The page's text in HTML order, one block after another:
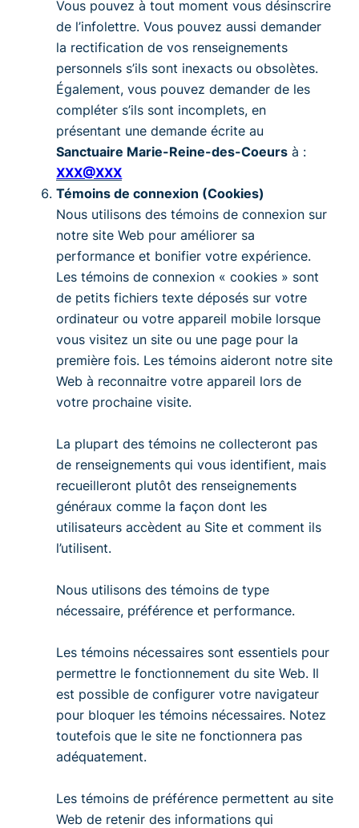
Vous pouvez à tout moment vous désinscrire
de l’infolettre. Vous pouvez aussi demander
la rectification de vos renseignements
personnels s’ils sont inexacts ou obsolètes.
Également, vous pouvez demander de les
compléter s’ils sont incomplets, en
présentant une demande écrite au
Sanctuaire Marie-Reine-des-Coeurs à :
XXX@XXX
Témoins de connexion (Cookies)
Nous utilisons des témoins de connexion sur
notre site Web pour améliorer sa
performance et bonifier votre expérience.
Les témoins de connexion « cookies » sont
de petits fichiers texte déposés sur votre
ordinateur ou votre appareil mobile lorsque
vous visitez un site ou une page pour la
première fois. Les témoins aideront notre site
Web à reconnaitre votre appareil lors de
votre prochaine visite.
La plupart des témoins ne collecteront pas
de renseignements qui vous identifient, mais
recueilleront plutôt des renseignements
généraux comme la façon dont les
utilisateurs accèdent au Site et comment ils
l’utilisent.
Nous utilisons des témoins de type
nécessaire, préférence et performance.
Lestémoins nécessaires sont essentiels pour
permettre le fonctionnement du site Web. Il
est possible de configurer votre navigateur
pour bloquer les témoins nécessaires. Notez
toutefois que le site ne fonctionnera pas
adéquatement.
Lestémoins de préférence permettent au site
Web de retenir des informations qui